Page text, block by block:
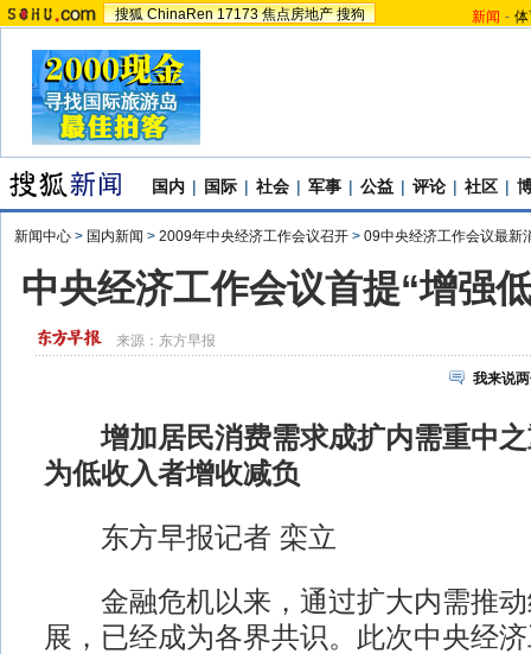
搜狐 ChinaRen 17173 焦点房地产 搜狗 新闻 -
国内 | 国际 | 社会 | 军事 | 公益 | 评论 | 社区 |
新闻中心 > 国内新闻 > 2009年中央经济工作会议召开 > 09中央经济工作会议最新
中央经济工作会议首提“增强
来源： 东方早报
我来说
增加居民消费需求成扩内需重中
为低收入者增收减负
东方早报记者 栾立
金融危机以来，通过扩大内需推动
展，已经成为各界共识。此次中央经